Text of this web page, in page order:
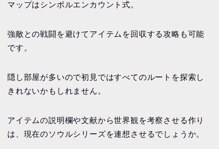
マップはシンボルエンカウント式。
強敵との戦闘を避けてアイテムを回収する攻略も可能
です。
隠し部屋が多いので初見ではすべてのルートを探索し
きれないかもしれません。
アイテムの説明欄や文献から世界観を考察させる作り
は、現在のソウルシリーズを連想させるでしょうか。